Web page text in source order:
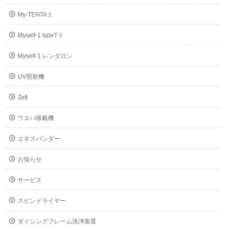
My-TENTA１
Myself-1 typeTⅡ
Myself-1 レンダロン
UV照射機
Zett
ウエハ移載機
エキスパンダー
お知らせ
サービス
スピンドライヤー
ダイシングフレーム洗浄装置